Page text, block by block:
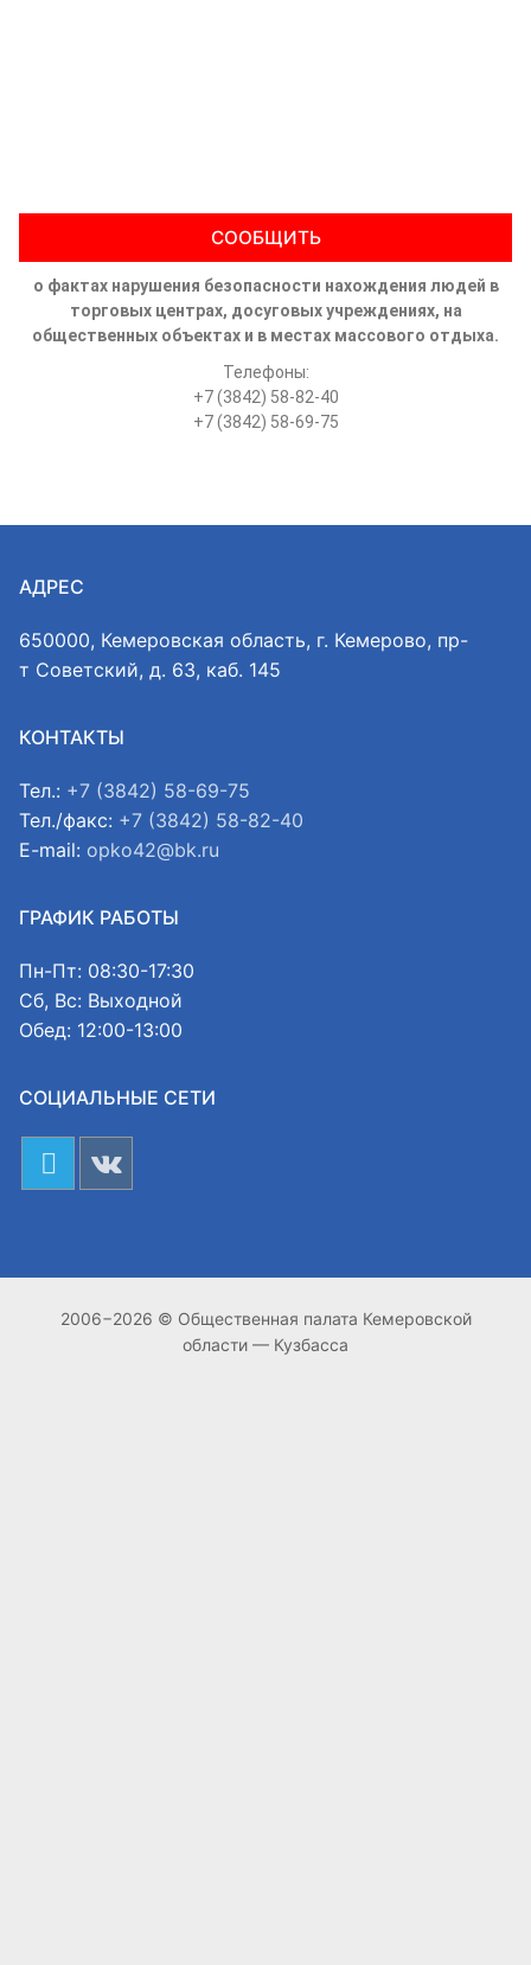
СООБЩИТЬ
о фактах нарушения безопасности нахождения людей в
торговых центрах, досуговых учреждениях, на
общественных объектах и в местах массового отдыха.
Телефоны:
+7 (3842) 58-82-40
+7 (3842) 58-69-75
АДРЕС
650000, Кемеровская область, г. Кемерово, пр-
т Советский, д. 63, каб. 145
КОНТАКТЫ
Тел.: +7 (3842) 58-69-75
Тел./факс: +7 (3842) 58-82-40
E-mail: opko42@bk.ru
ГРАФИК РАБОТЫ
Пн-Пт: 08:30-17:30
Сб, Вс: Выходной
Обед: 12:00-13:00
СОЦИАЛЬНЫЕ СЕТИ
2006−2026 © Общественная палата Кемеровской
области — Кузбасса